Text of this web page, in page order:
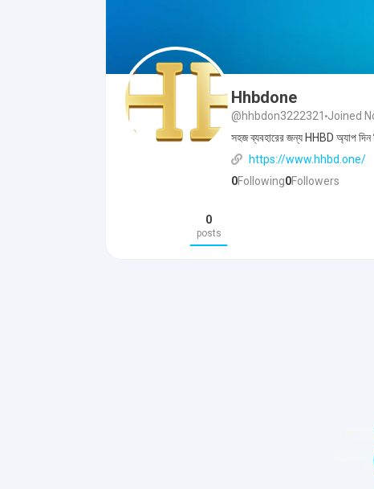
Hhbdone
@hhbdon3222321 Joined
সহজ ব্যবহারের জন্য HHBD অ্যাপ
https://www.hhbd.one/
0Following0Followers
0
posts